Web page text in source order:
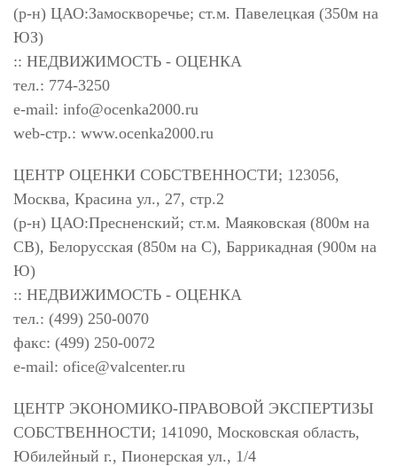
(р-н) ЦАО:Замоскворечье; ст.м. Павелецкая (350м на
ЮЗ)
:: НЕДВИЖИМОСТЬ - ОЦЕНКА
тел.: 774-3250
e-mail: info@ocenka2000.ru
web-стр.: www.ocenka2000.ru
ЦЕНТР ОЦЕНКИ СОБСТВЕННОСТИ; 123056,
Москва, Красина ул., 27, стр.2
(р-н) ЦАО:Пресненский; ст.м. Маяковская (800м на
СВ), Белорусская (850м на С), Баррикадная (900м на
Ю)
:: НЕДВИЖИМОСТЬ - ОЦЕНКА
тел.: (499) 250-0070
факс: (499) 250-0072
e-mail: ofice@valcenter.ru
ЦЕНТР ЭКОНОМИКО-ПРАВОВОЙ ЭКСПЕРТИЗЫ
СОБСТВЕННОСТИ; 141090, Московская область,
Юбилейный г., Пионерская ул., 1/4